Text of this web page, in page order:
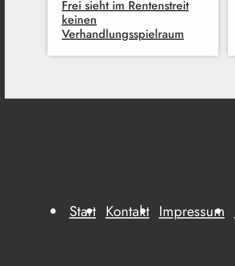
Frei sieht im Rentenstreit
keinen
Verhandlungsspielraum
Start Kontakt Impressum